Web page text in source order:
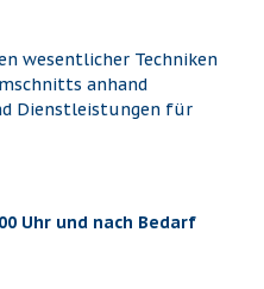
wesentlicher Techniken
anhand
Dienstleistungen für
Uhr und nach Bedarf